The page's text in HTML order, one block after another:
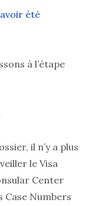
été
à l’étape
il n’y a plus
le Visa
Center
Numbers